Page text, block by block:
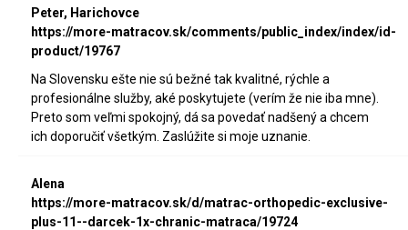
Peter, Harichovce
https://more-matracov.sk/comments/public_index/index/id-
product/19767
Na Slovensku ešte nie sú bežné tak kvalitné, rýchle a
profesionálne služby, aké poskytujete (verím že nie iba mne).
Preto som veľmi spokojný, dá sa povedať nadšený a chcem
ich doporučiť všetkým. Zaslúžite si moje uznanie.
Alena
https://more-matracov.sk/d/matrac-orthopedic-exclusive-
plus-11--darcek-1x-chranic-matraca/19724